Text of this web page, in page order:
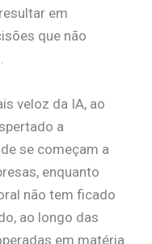
em
que não
veloz da IA, ao
a
se começam a
enquanto
não tem ficado
ao longo das
em matéria